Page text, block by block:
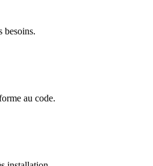
besoins.
au code.